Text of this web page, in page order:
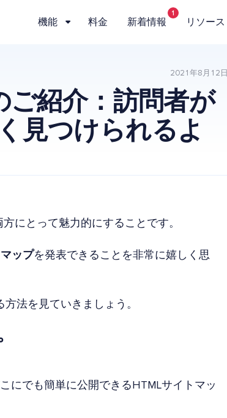
機能 料金 新着情報
1
リソース
2021年8月12日
ご紹介：訪問者が
見つけられるよ
にとって魅力的にすることです。
ップを発表できることを非常に嬉しく思
法を見ていきましょう。
にでも簡単に公開できるHTMLサイトマッ